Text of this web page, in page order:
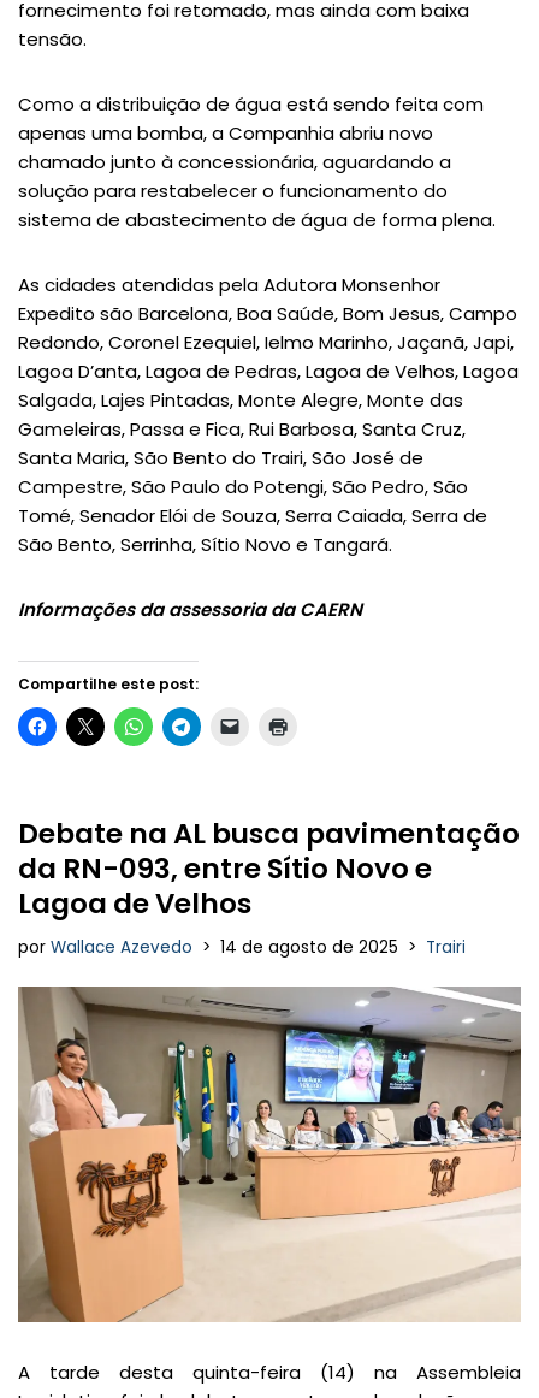
fornecimento foi retomado, mas ainda com baixa
tensão.
Como a distribuição de água está sendo feita com
apenas uma bomba, a Companhia abriu novo
chamado junto à concessionária, aguardando a
solução para restabelecer o funcionamento do
sistema de abastecimento de água de forma plena.
As cidades atendidas pela Adutora Monsenhor
Expedito são Barcelona, Boa Saúde, Bom Jesus, Campo
Redondo, Coronel Ezequiel, Ielmo Marinho, Jaçanã, Japi,
Lagoa D’anta, Lagoa de Pedras, Lagoa de Velhos, Lagoa
Salgada, Lajes Pintadas, Monte Alegre, Monte das
Gameleiras, Passa e Fica, Rui Barbosa, Santa Cruz,
Santa Maria, São Bento do Trairi, São José de
Campestre, São Paulo do Potengi, São Pedro, São
Tomé, Senador Elói de Souza, Serra Caiada, Serra de
São Bento, Serrinha, Sítio Novo e Tangará.
Informações da assessoria da CAERN
Compartilhe este post:
Debate na AL busca pavimentação
da RN-093, entre Sítio Novo e
Lagoa de Velhos
por Wallace Azevedo 14 de agosto de 2025 Trairi
A tarde desta quinta-feira (14) na Assembleia